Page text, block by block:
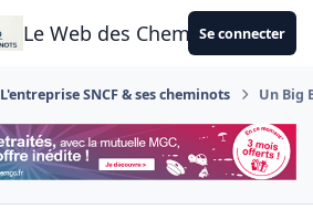
Le Web des CheminotsSe connecter
L'entreprise SNCF & ses cheminots Un Big